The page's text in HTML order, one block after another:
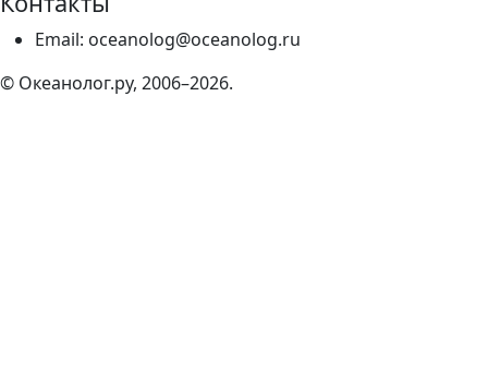
Email: oceanolog@oceanolog.ru
© Океанолог.ру, 2006–2026.